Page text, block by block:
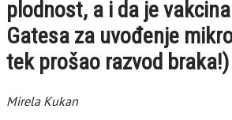
plodnost, a i da je vakcina
Gatesa za uvođenje
tek prošao razvod braka!)
Mirela Kukan